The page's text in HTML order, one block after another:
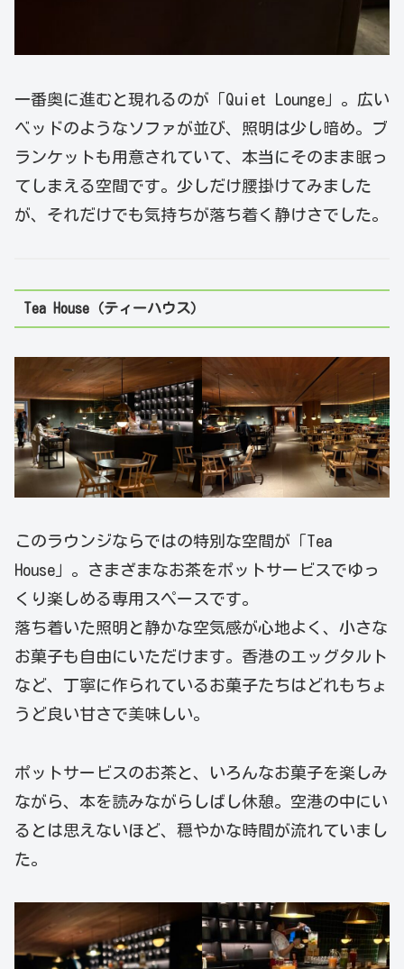
一番奥に進むと現れるのが「Quiet Lounge」。広い
ベッドのようなソファが並び、照明は少し暗め。ブ
ランケットも用意されていて、本当にそのまま眠っ
てしまえる空間です。少しだけ腰掛けてみました
が、それだけでも気持ちが落ち着く静けさでした。
Tea House（ティーハウス）
このラウンジならではの特別な空間が「Tea
House」。さまざまなお茶をポットサービスでゆっ
くり楽しめる専用スペースです。
落ち着いた照明と静かな空気感が心地よく、小さな
お菓子も自由にいただけます。香港のエッグタルト
など、丁寧に作られているお菓子たちはどれもちょ
うど良い甘さで美味しい。
ポットサービスのお茶と、いろんなお菓子を楽しみ
ながら、本を読みながらしばし休憩。空港の中にい
るとは思えないほど、穏やかな時間が流れていまし
た。